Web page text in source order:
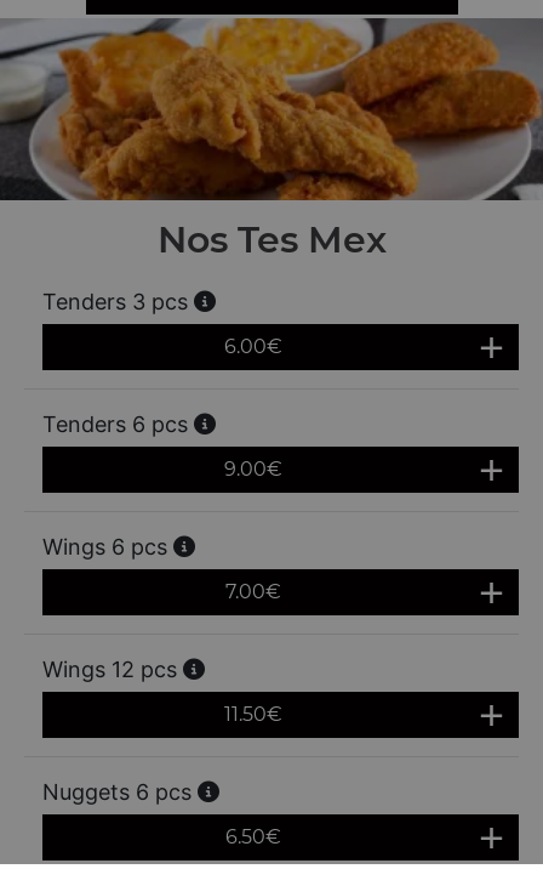
Nos Tes Mex
Tenders 3 pcs
6.00€
Tenders 6 pcs
9.00€
Wings 6 pcs
7.00€
Wings 12 pcs
11.50€
Nuggets 6 pcs
6.50€